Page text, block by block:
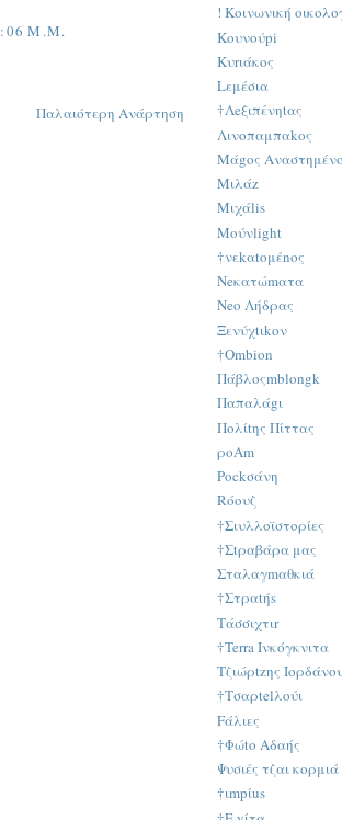
Μ.Μ.
Παλαιότερη Ανάρτηση
! Κοινωνική
Κουνούpi
Kυrιάκος
Lεμέσια
†Λeξιπένηtας
Λινοπαμπαkος
Μάgος
Μιλάz
Μιχάlis
Μούνlight
†νεkαtομέnος
Νeκατώmατα
Νeο Λήδρας
Ξενύχtιkον
†Οmbion
Πάβλοςmblongk
Παπαλάgι
Πολίtης Πίττας
ρoAm
Ρockσάνη
Rόουζ
†Σιυλλοϊστορίες
†Σtραβάρα μας
Σταλαγmαθκιά
†Στραtήs
Τάσσιχτιr
†Terra Ινκόγκνιτα
Τζιώρtzης
†Τσαρtelλούι
Fάλιες
†Φώtο Αδαής
Ψυσιές τζαι κορμιά
†ιmpίus